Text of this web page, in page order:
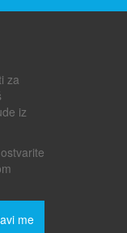
za
iz
me